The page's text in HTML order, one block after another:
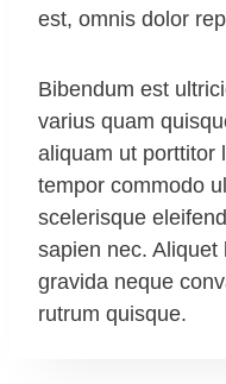
est, omnis dolor
Bibendum est
varius quam
aliquam ut porttitor
tempor commodo
scelerisque
sapien nec.
gravida neque
rutrum quisque.